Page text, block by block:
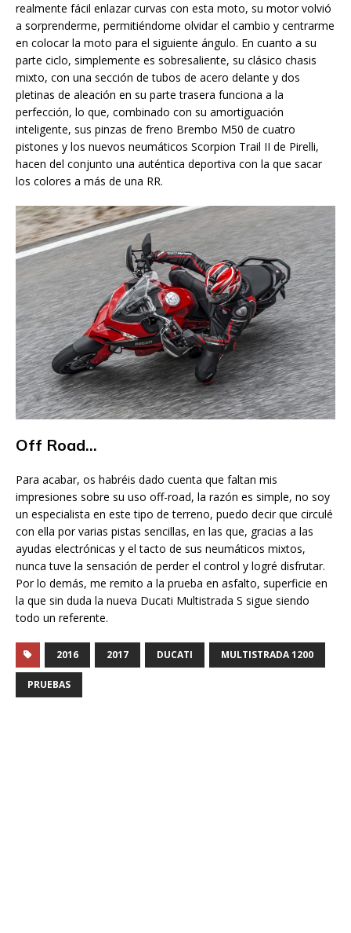
realmente fácil enlazar curvas con esta moto, su motor volvió
a sorprenderme, permitiéndome olvidar el cambio y centrarme
en colocar la moto para el siguiente ángulo. En cuanto a su
parte ciclo, simplemente es sobresaliente, su clásico chasis
mixto, con una sección de tubos de acero delante y dos
pletinas de aleación en su parte trasera funciona a la
perfección, lo que, combinado con su amortiguación
inteligente, sus pinzas de freno Brembo M50 de cuatro
pistones y los nuevos neumáticos Scorpion Trail II de Pirelli,
hacen del conjunto una auténtica deportiva con la que sacar
los colores a más de una RR.
Off Road…
Para acabar, os habréis dado cuenta que faltan mis
impresiones sobre su uso off-road, la razón es simple, no soy
un especialista en este tipo de terreno, puedo decir que circulé
con ella por varias pistas sencillas, en las que, gracias a las
ayudas electrónicas y el tacto de sus neumáticos mixtos,
nunca tuve la sensación de perder el control y logré disfrutar.
Por lo demás, me remito a la prueba en asfalto, superficie en
la que sin duda la nueva Ducati Multistrada S sigue siendo
todo un referente.
2016 2017 DUCATI MULTISTRADA 1200
PRUEBAS